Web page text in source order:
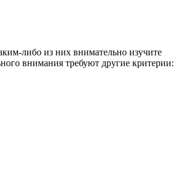
либо из них внимательно изучите
внимания требуют другие критерии: